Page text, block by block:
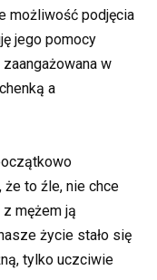
możliwość podjęcia
jego pomocy
w
a
że to źle, nie chce
z mężem ją
życie stało się
tylko uczciwie